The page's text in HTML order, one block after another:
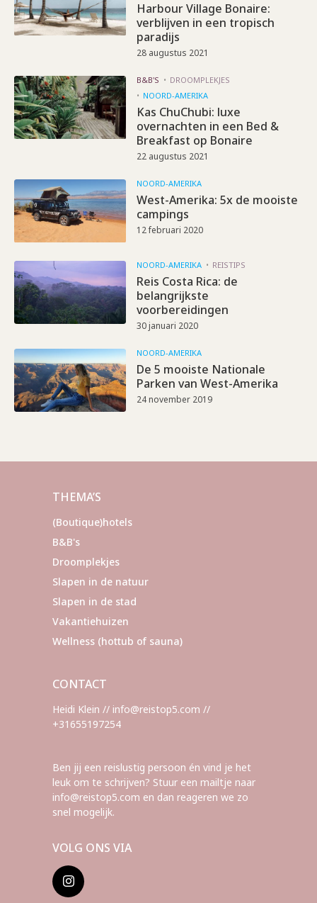
Harbour Village Bonaire:
verblijven in een tropisch
paradijs
28 augustus 2021
B&B'S
DROOMPLEKJES
NOORD-AMERIKA
Kas ChuChubi: luxe
overnachten in een Bed &
Breakfast op Bonaire
22 augustus 2021
NOORD-AMERIKA
West-Amerika: 5x de mooiste
campings
12 februari 2020
NOORD-AMERIKA REISTIPS
Reis Costa Rica: de
belangrijkste
voorbereidingen
30 januari 2020
NOORD-AMERIKA
De 5 mooiste Nationale
Parken van West-Amerika
24 november 2019
THEMA’S
(Boutique)hotels
B&B's
Droomplekjes
Slapen in de natuur
Slapen in de stad
Vakantiehuizen
Wellness (hottub of sauna)
CONTACT
Heidi Klein // info@reistop5.com //
+31655197254
Ben jij een reislustig persoon én vind je het
leuk om te schrijven? Stuur een mailtje naar
info@reistop5.com en dan reageren we zo
snel mogelijk.
VOLG ONS VIA